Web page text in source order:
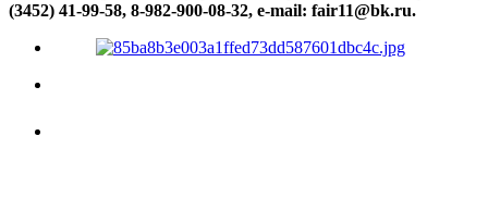
(3452) 41-99-58, 8-982-900-08-32, e-mail: fair11@bk.ru.